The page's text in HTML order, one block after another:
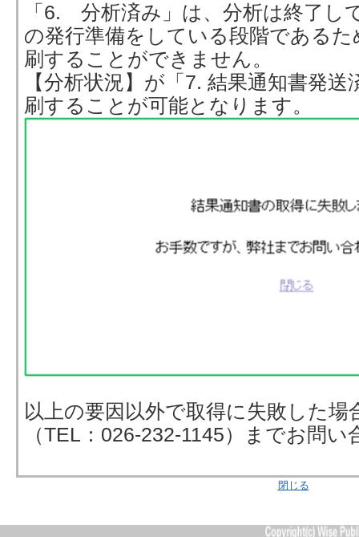
「6. 分析済み」は、分析は終了し
の発行準備をしている段階である
刷することができません。
【分析状況】が「7. 結果通知書発
刷することが可能となります。
以上の要因以外で取得に失敗した
（TEL：026-232-1145）までお問
閉じる